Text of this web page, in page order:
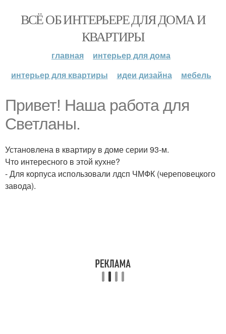
ВСЁ ОБ ИНТЕРЬЕРЕ ДЛЯ ДОМА И
КВАРТИРЫ
главная
интерьер для дома
интерьер для квартиры
идеи дизайна мебель
Привет! Наша работа для
Светланы.
Установлена в квартиру в доме серии 93-м.
Что интересного в этой кухне?
- Для корпуса использовали лдсп ЧМФК (череповецкого
завода).